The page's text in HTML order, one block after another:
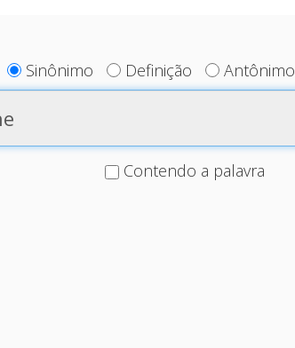
Sinônimo Definição Antônimo
Contendo a palavra